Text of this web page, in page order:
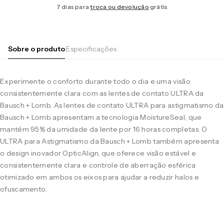
7 dias paratroca ou devolução grátis
Sobre o produtoEspecificações
Experimente o conforto durante todo o dia e uma visão
consistentemente clara com as lentes de contato ULTRA da
Bausch + Lomb. As lentes de contato ULTRA para astigmatismo da
Bausch + Lomb apresentam a tecnologia MoistureSeal, que
mantém 95% da umidade da lente por 16 horas completas. O
ULTRA para Astigmatismo da Bausch + Lomb também apresenta
o design inovador OpticAlign, que oferece visão estável e
consistentemente clara e controle de aberração esférica
otimizado em ambos os eixos para ajudar a reduzir halos e
ofuscamento.